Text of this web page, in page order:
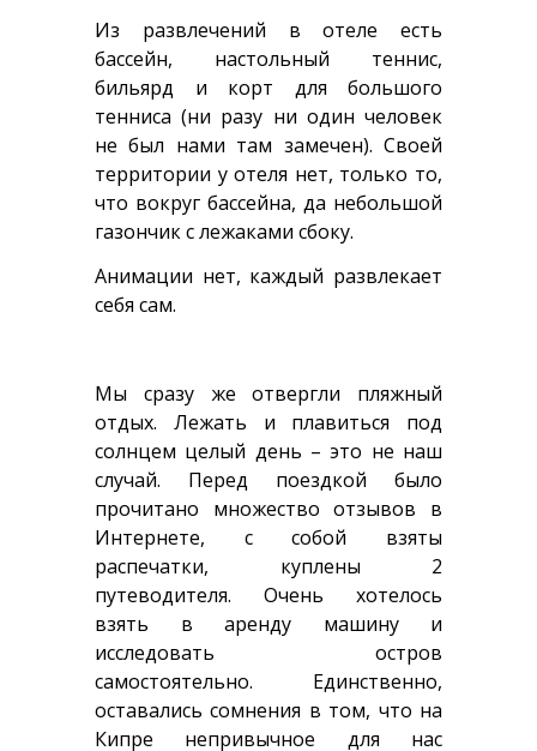
Из развлечений в отеле есть
бассейн, настольный теннис,
бильярд и корт для большого
тенниса (ни разу ни один человек
не был нами там замечен). Своей
территории у отеля нет, только то,
что вокруг бассейна, да небольшой
газончик с лежаками сбоку.
Анимации нет, каждый развлекает
себя сам.
Мы сразу же отвергли пляжный
отдых. Лежать и плавиться под
солнцем целый день – это не наш
случай. Перед поездкой было
прочитано множество отзывов в
Интернете, с собой взяты
распечатки, куплены 2
путеводителя. Очень хотелось
взять в аренду машину и
исследовать остров
самостоятельно. Единственно,
оставались сомнения в том, что на
Кипре непривычное для нас